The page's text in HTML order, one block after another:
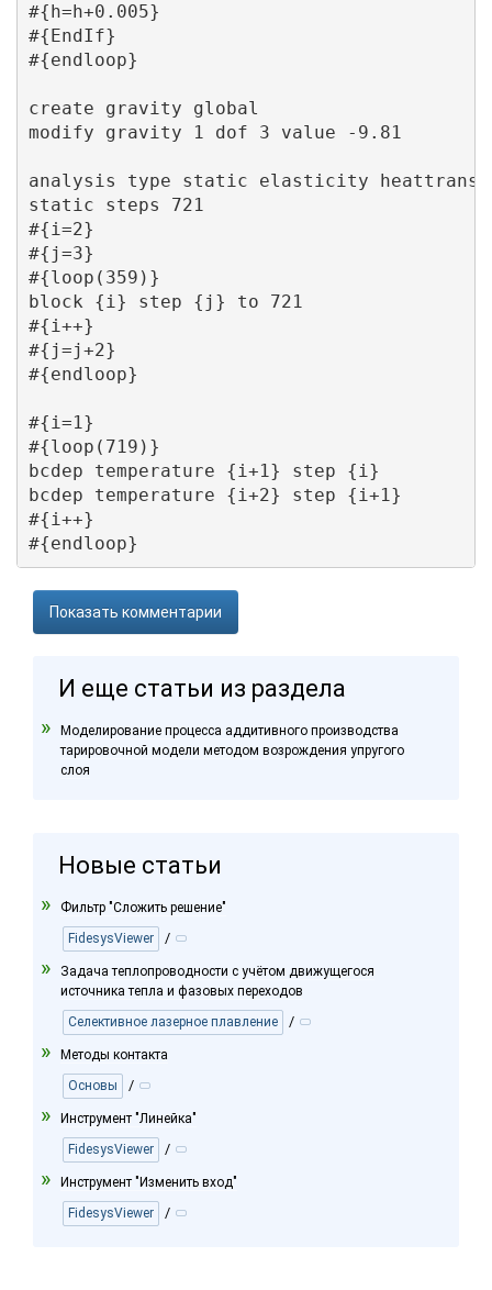
#{h=h+0.005}
#{EndIf}
#{endloop}
create gravity global
modify gravity 1 dof 3 value -9.81
analysis type static elasticity heattrans
static steps 721
#{i=2}
#{j=3}
#{loop(359)}
block {i} step {j} to 721
#{i++}
#{j=j+2}
#{endloop}
#{i=1}
#{loop(719)}
bcdep temperature {i+1} step {i}
bcdep temperature {i+2} step {i+1}
#{i++}
Показать комментарии
И еще статьи из раздела
Моделирование процесса аддитивного производства
тарировочной модели методом возрождения упругого
слоя
Новые статьи
Фильтр "Сложить решение"
FidesysViewer
/
Задача теплопроводности с учётом движущегося
источника тепла и фазовых переходов
Селективное лазерное плавление
/
Методы контакта
Основы
/
Инструмент "Линейка"
FidesysViewer
/
Инструмент "Изменить вход"
FidesysViewer
/